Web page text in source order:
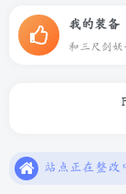
我的装备